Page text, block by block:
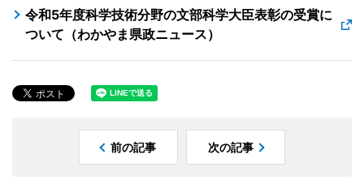
令和5年度科学技術分野の文部科学大臣表彰の受賞に
ついて（わかやま県政ニュース）
前の記事 次の記事